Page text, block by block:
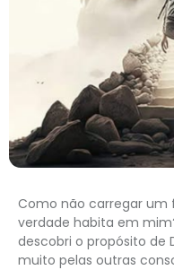
Como não carregar um
verdade habita em
descobri o propósito de
muito pelas outras